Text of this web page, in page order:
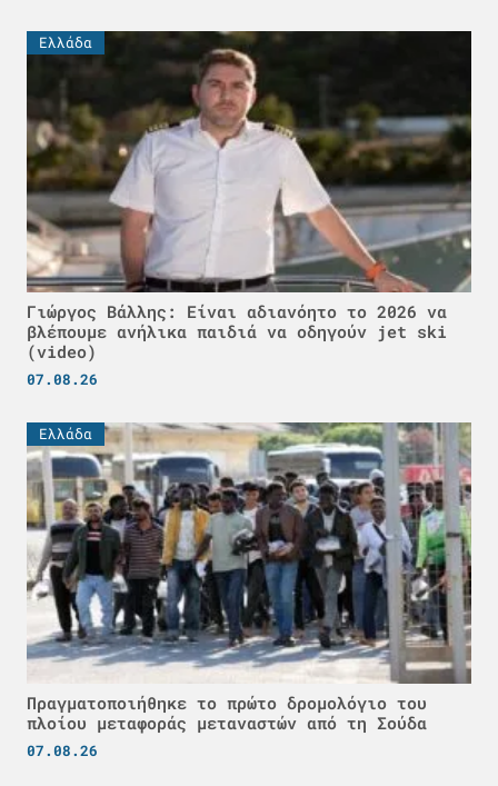
Ελλάδα
Γιώργος Βάλλης: Είναι αδιανόητο το 2026 να
βλέπουμε ανήλικα παιδιά να οδηγούν jet ski
(video)
07.08.26
Ελλάδα
Πραγματοποιήθηκε το πρώτο δρομολόγιο του
πλοίου μεταφοράς μεταναστών από τη Σούδα
07.08.26